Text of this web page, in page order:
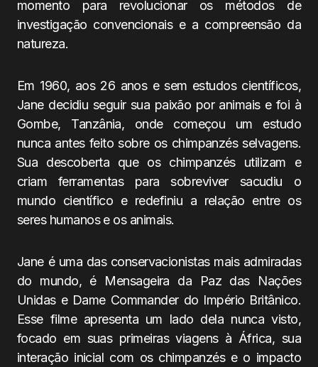
momento para revolucionar os métodos de
investigação convencionais e a compreensão da
natureza.
Em 1960, aos 26 anos e sem estudos científicos,
Jane decidiu seguir sua paixão por animais e foi à
Gombe, Tanzânia, onde começou um estudo
nunca antes feito sobre os chimpanzés selvagens.
Sua descoberta que os chimpanzés utilizam e
criam ferramentas para sobreviver sacudiu o
mundo científico e redefiniu a relação entre os
seres humanos e os animais.
Jane é uma das conservacionistas mais admiradas
do mundo, é Mensageira da Paz das Nações
Unidas e Dame Commander do Império Britânico.
Esse filme apresenta um lado dela nunca visto,
focado em suas primeiras viagens à África, sua
interação inicial com os chimpanzés e o impacto